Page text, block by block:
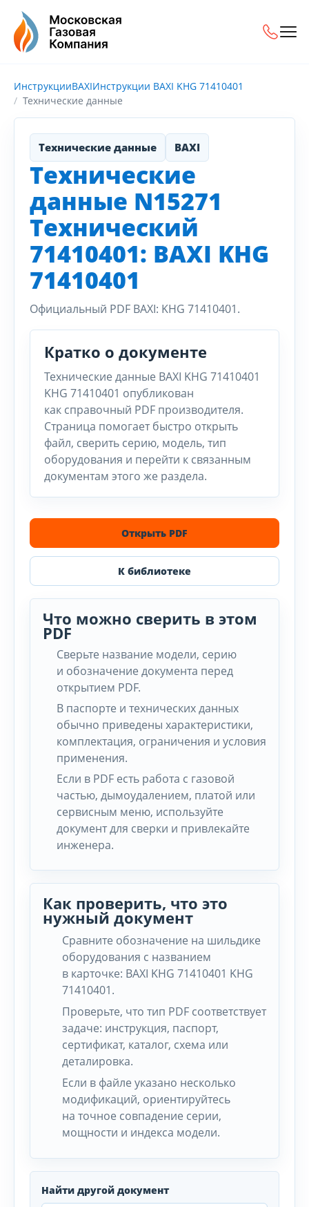
ИнструкцииBAXIИнструкции BAXI KHG 71410401
Технические данные
Технические данные BAXI
Технические
данные N15271
Технический
71410401: BAXI KHG
71410401
Официальный PDF BAXI: KHG 71410401.
Кратко о документе
Технические данные BAXI KHG 71410401
KHG 71410401 опубликован
как справочный PDF производителя.
Страница помогает быстро открыть
файл, сверить серию, модель, тип
оборудования и перейти к связанным
документам этого же раздела.
Открыть PDF
К библиотеке
Что можно сверить в этом
PDF
Сверьте название модели, серию
и обозначение документа перед
открытием PDF.
В паспорте и технических данных
обычно приведены характеристики,
комплектация, ограничения и условия
применения.
Если в PDF есть работа с газовой
частью, дымоудалением, платой или
сервисным меню, используйте
документ для сверки и привлекайте
инженера.
Как проверить, что это
нужный документ
Сравните обозначение на шильдике
оборудования с названием
в карточке: BAXI KHG 71410401 KHG
71410401.
Проверьте, что тип PDF соответствует
задаче: инструкция, паспорт,
сертификат, каталог, схема или
деталировка.
Если в файле указано несколько
модификаций, ориентируйтесь
на точное совпадение серии,
мощности и индекса модели.
Найти другой документ